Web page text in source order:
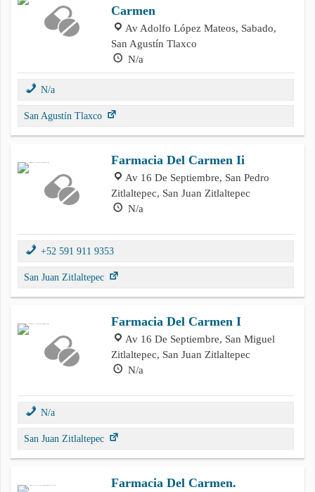
Carmen
Av Adolfo López Mateos, Sabado,
San Agustín Tlaxco
N/a
N/a
San Agustín Tlaxco
Farmacia Del Carmen Ii
Av 16 De Septiembre, San Pedro
Zitlaltepec, San Juan Zitlaltepec
N/a
+52 591 911 9353
San Juan Zitlaltepec
Farmacia Del Carmen I
Av 16 De Septiembre, San Miguel
Zitlaltepec, San Juan Zitlaltepec
N/a
N/a
San Juan Zitlaltepec
Farmacia Del Carmen.